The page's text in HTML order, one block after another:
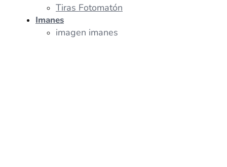
Tiras Fotomatón
Imanes
imagen imanes